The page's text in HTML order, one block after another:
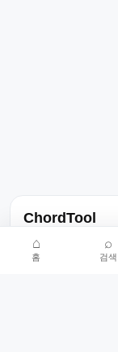
ChordTool
노래 가사, 곡 정보
서비스입니다.
⌂
홈
⌕
검색